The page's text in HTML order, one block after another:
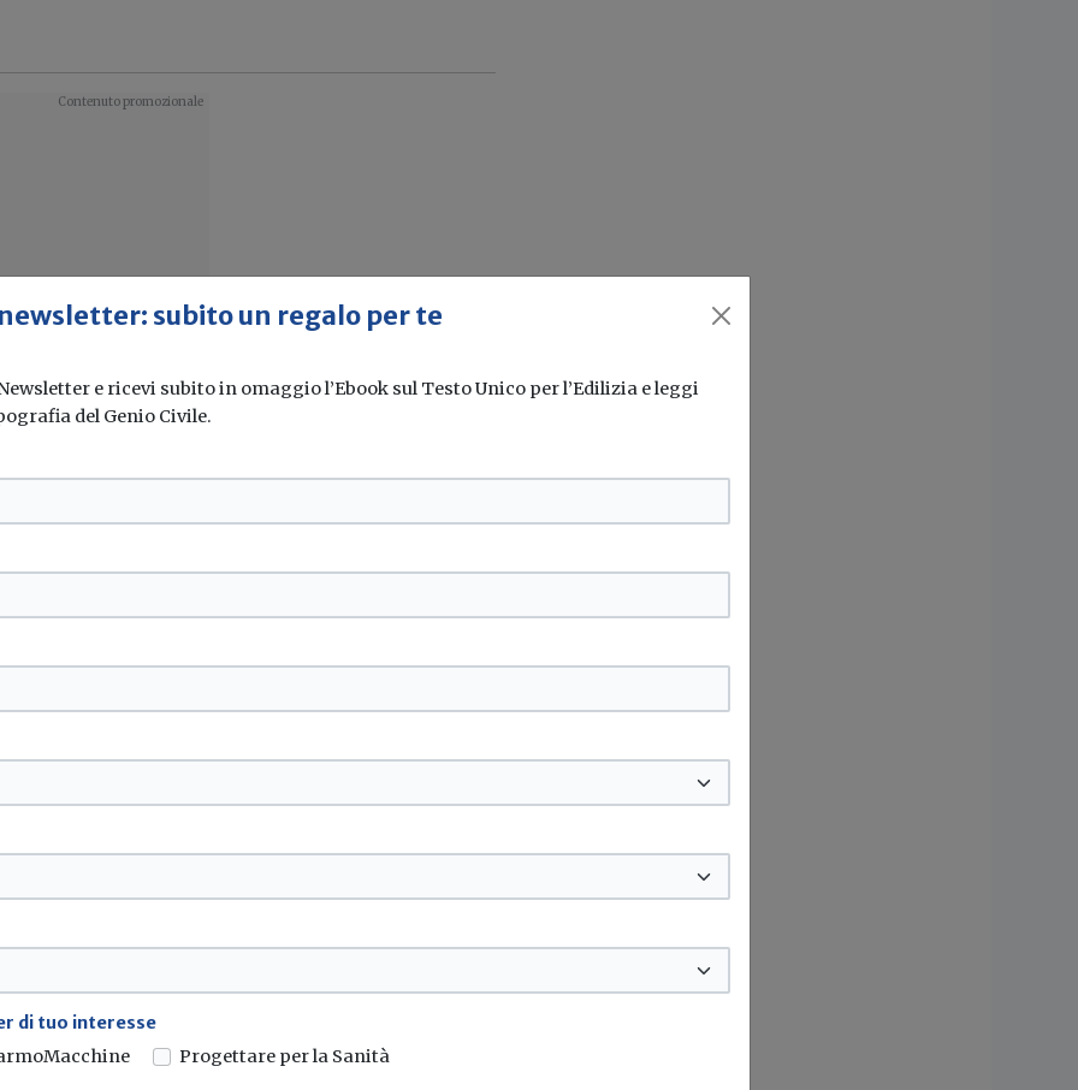
una
e dell'ambiente, il...
sul credito,
caro energia e caro...
...
subito un regalo per te
e ricevi subito in omaggio l’Ebook sul Testo Unico per l’Edilizia e leggi
del Genio Civile.
di tuo interesse
Progettare per la Sanità